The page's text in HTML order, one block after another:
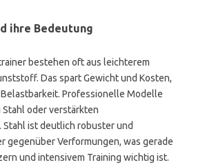
ihre Bedeutung
bestehen oft aus leichterem
Das spart Gewicht und Kosten,
Professionelle Modelle
oder verstärkten
Stahl ist deutlich robuster und
gegenüber Verformungen, was gerade
und intensivem Training wichtig ist.